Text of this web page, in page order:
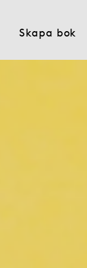
Skapa bok